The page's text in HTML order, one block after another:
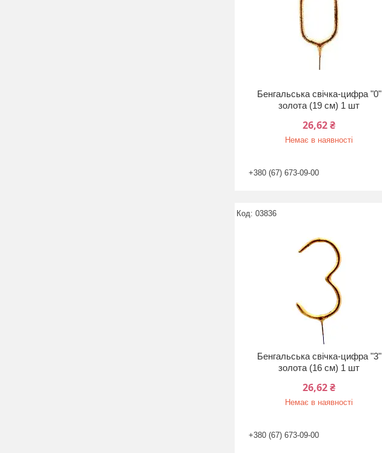
Бенгальська свічка-цифра "0"
золота (19 см) 1 шт
26,62 ₴
Немає в наявності
+380 (67) 673-09-00
03836
Бенгальська свічка-цифра "3"
золота (16 см) 1 шт
26,62 ₴
Немає в наявності
+380 (67) 673-09-00